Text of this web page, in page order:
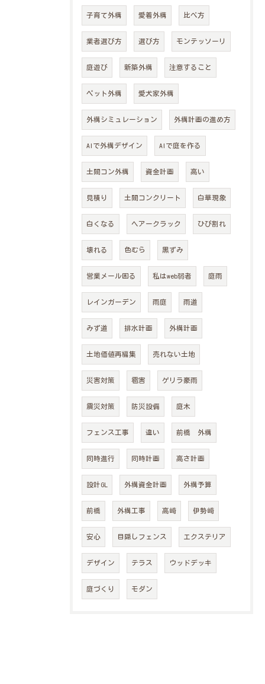
子育て外構 愛着外構 比べ方
業者選び方 選び方 モンテッソーリ
庭遊び 新築外構 注意すること
ペット外構 愛犬家外構
外構シミュレーション 外構計画の進め方
AIで外構デザイン AIで庭を作る
土間コン外構 資金計画 高い
見積り 土間コンクリート 白華現象
白くなる ヘアークラック ひび割れ
壊れる 色むら 黒ずみ
営業メール困る 私はweb弱者 庭雨
レインガーデン 雨庭 雨道
みず道 排水計画 外構計画
土地価値再編集 売れない土地
災害対策 雹害 ゲリラ豪雨
震災対策 防災設備 庭木
フェンス工事 違い 前橋 外構
同時進行 同時計画 高さ計画
設計GL 外構資金計画 外構予算
前橋 外構工事 高崎 伊勢崎
安心 目隠しフェンス エクステリア
デザイン テラス ウッドデッキ
庭づくり モダン